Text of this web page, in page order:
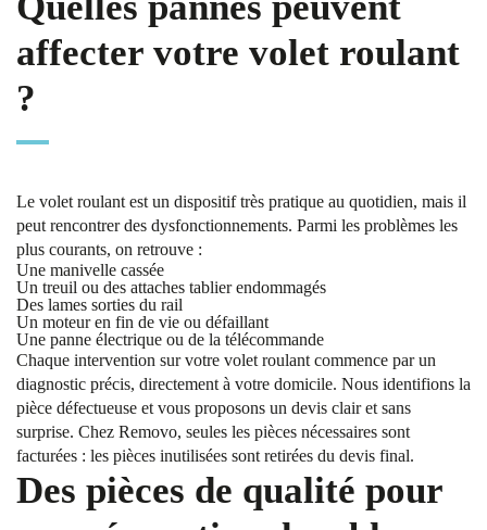
affecter votre volet roulant
?
Le volet roulant est un dispositif très pratique au quotidien, mais il
peut rencontrer des dysfonctionnements. Parmi les problèmes les
plus courants, on retrouve :
Une manivelle cassée
Un treuil ou des attaches tablier endommagés
Des lames sorties du rail
Un moteur en fin de vie ou défaillant
Une panne électrique ou de la télécommande
Chaque intervention sur votre volet roulant commence par un
diagnostic précis, directement à votre domicile. Nous identifions la
pièce défectueuse et vous proposons un devis clair et sans
surprise. Chez Removo, seules les pièces nécessaires sont
facturées : les pièces inutilisées sont retirées du devis final.
Des pièces de qualité pour